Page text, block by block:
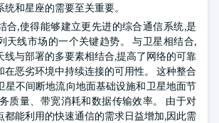
和星座的需要至关重要。
合,使得能够建立更先进的综合通信系统,是
天线市场的一个关键趋势。 与卫星相结合,
线与部署的多要素相结合,提高了网络的可靠
在恶劣环境中持续连接的可用性。 这种整合
星不间断地流向地面基础设施和卫星地面节
质量、带宽消耗和数据传输效率。 由于对
都能利用的快速通信的需求日益增加,因此需